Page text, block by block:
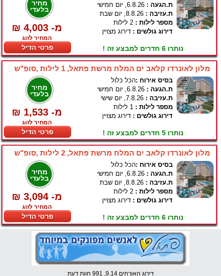
מחיר
בלעדי
₪ 4,003 -מ
המחיר לזוג
פרטי הדיל
ת.הגעה :
ת.עזיבה :
מספר לילות :
דירוג גולשים : דירוג מצויין
נותרו 6 חדרים למבצע זה !
מלון לאונרדו קלאב ים המלח מרשת פתאל, 1 לילות ,סופ"ש
מחיר
בלעדי
₪ 1,533 -מ
המחיר לזוג
פרטי הדיל
בסיס אירוח :הכל כלול
ת.הגעה :
ת.עזיבה :
מספר לילות :
דירוג גולשים : דירוג מצויין
נותרו 5 חדרים למבצע זה !
מלון לאונרדו קלאב ים המלח מרשת פתאל, 2 לילות ,סופ"ש
מחיר
בלעדי
₪ 3,094 -מ
המחיר לזוג
פרטי הדיל
בסיס אירוח :הכל כלול
ת.הגעה :
ת.עזיבה :
מספר לילות :
דירוג גולשים : דירוג מצויין
נותרו 6 חדרים למבצע זה !
דירוג האורחים 9.14, 991 חוות דעת